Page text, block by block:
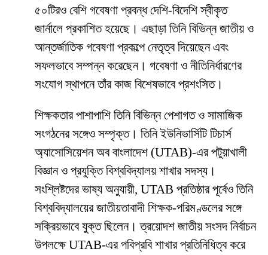
৫০টিরও বেশি গবেষণা প্রবন্ধ দেশি-বিদেশি স্বীকৃত
জার্নালে প্রকাশিত হয়েছে। এছাড়া তিনি বিভিন্ন জাতীয় ও
আন্তর্জাতিক গবেষণা প্রকল্পে নেতৃত্ব দিয়েছেন এবং
সফলভাবে সম্পন্ন করেছেন। গবেষণা ও নীতিনির্ধারণের
সংযোগ স্থাপনে তাঁর কাজ বিশেষভাবে প্রশংসিত।
শিক্ষকতার পাশাপাশি তিনি বিভিন্ন পেশাগত ও সামাজিক
সংগঠনের সঙ্গেও সম্পৃক্ত। তিনি ইউনিভার্সিটি টিচার্স
অ্যাসোসিয়েশন অব বাংলাদেশ (UTAB)-এর পটুয়াখালী
বিজ্ঞান ও প্রযুক্তি বিশ্ববিদ্যালয় শাখার সদস্য।
সংশ্লিষ্টদের ভাষ্য অনুযায়ী, UTAB প্রতিষ্ঠার পূর্বেও তিনি
বিশ্ববিদ্যালয়ের জাতীয়তাবাদী শিক্ষক-পরিমণ্ডলের সঙ্গে
সক্রিয়ভাবে যুক্ত ছিলেন। ত্রয়োদশ জাতীয় সংসদ নির্বাচন
উপলক্ষে UTAB-এর পবিপ্রবি শাখার প্রতিনিধিত্ব করে